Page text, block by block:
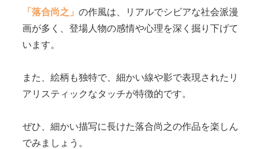
「落合尚之」の作風は、リアルでシビアな社会派漫
画が多く、登場人物の感情や心理を深く掘り下げて
います。
また、絵柄も独特で、細かい線や影で表現されたリ
アリスティックなタッチが特徴的です。
ぜひ、細かい描写に長けた落合尚之の作品を楽しん
でみましょう。